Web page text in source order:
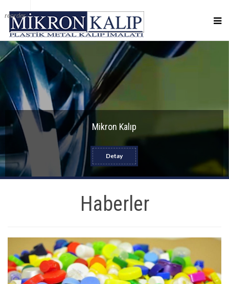
reorder
Mikron Kalıp
Detay
Haberler